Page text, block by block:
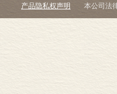
产品隐私权声明 本公司法